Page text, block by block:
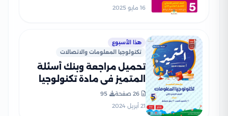
الترم الثاني PDF بالاجابات
16 مايو 2025
هذا الأسبوع
تكنولوجيا المعلومات والاتصالات
تحميل مراجعة وبنك أسئلة
المتميز في مادة تكنولوجيا
المعلومات للصف الخامس
الابتدائي الترم الثاني
26 صفحة
95
21 أبريل 2024